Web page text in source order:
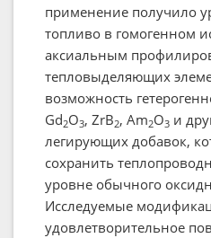
применение получило
топливо в гомогенном
аксиальным
тепловыделяющих
возможность
Gd2O3, ZrB2, Am2O3 и
легирующих добавок,
сохранить
уровне обычного
Исследуемые
удовлетворительное